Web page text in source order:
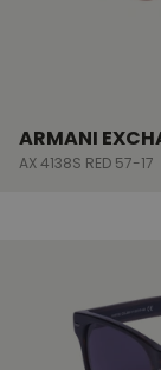
ARMANI
AX 4138S RED 57-17